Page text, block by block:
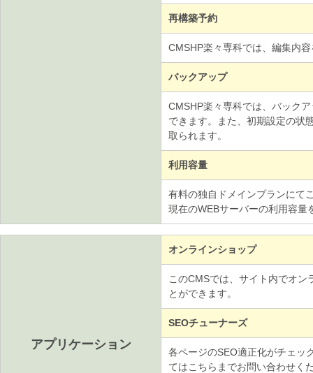
再構築予約
CMSHP楽々専科では、編集内
バックアップ
CMSHP楽々専科では、バック
できます。また、初期設定の状
取られます。
利用容量
有料の独自ドメインプランにて
現在のWEBサーバーの利用容量
アプリケーション
オンラインショップ
このCMSでは、サイト内でオ
とができます。
SEOチューナーズ
各ページのSEO適正化がチェッ
てはこちらまでお問い合わせく